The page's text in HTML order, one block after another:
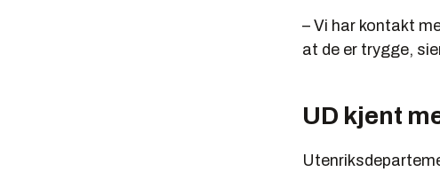
– Vi har kontakt
at de er trygge,
UD kjent